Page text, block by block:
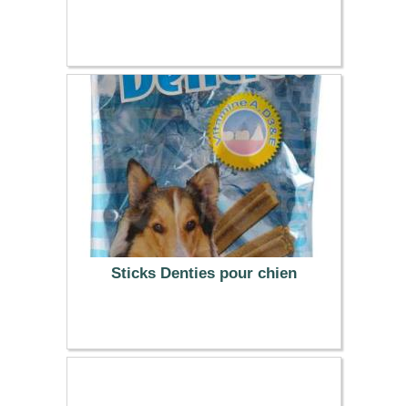
3.19 €
Sticks Denties pour chien
1.99 €